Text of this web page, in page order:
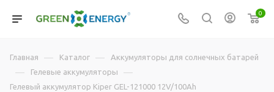
0
Главная — Каталог — Аккумуляторы для солнечных батарей
— Гелевые аккумуляторы —
Гелевый аккумулятор Kiper GEL-121000 12V/100Ah